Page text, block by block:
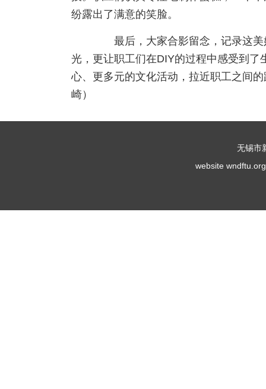
纷露出了满意的笑脸。
最后，大家合影留念，记录这美
光，更让职工们在DIY的过程中感受到
心、更多元的文化活动，拉近职工之间
崎）
无锡市
website